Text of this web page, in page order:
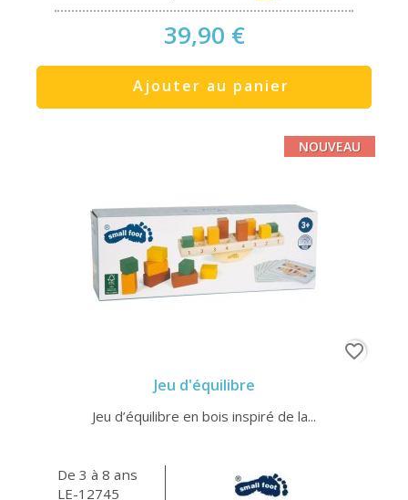
39,90 €
Ajouter au panier
Jeu d'équilibre
Jeu d’équilibre en bois inspiré de la...
De 3 à 8 ans
LE-12745
NOUVEAU
favorite_border